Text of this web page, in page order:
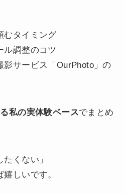
むタイミング
ル調整のコツ
影サービス「OurPhoto」の
私の実体験ベースでまとめ
くない」
しいです。